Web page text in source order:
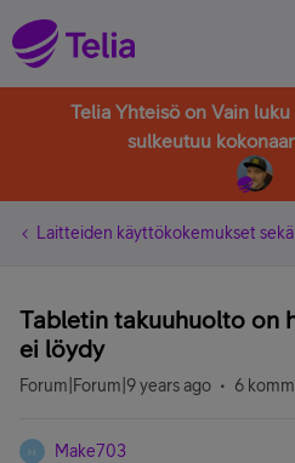
Telia Yhteisö on Vain
sulkeutuu
Laitteiden käyttökokemukset
Tabletin takuuhuolto on
ei löydy
Forum|Forum|9 years ago 6
M Make703